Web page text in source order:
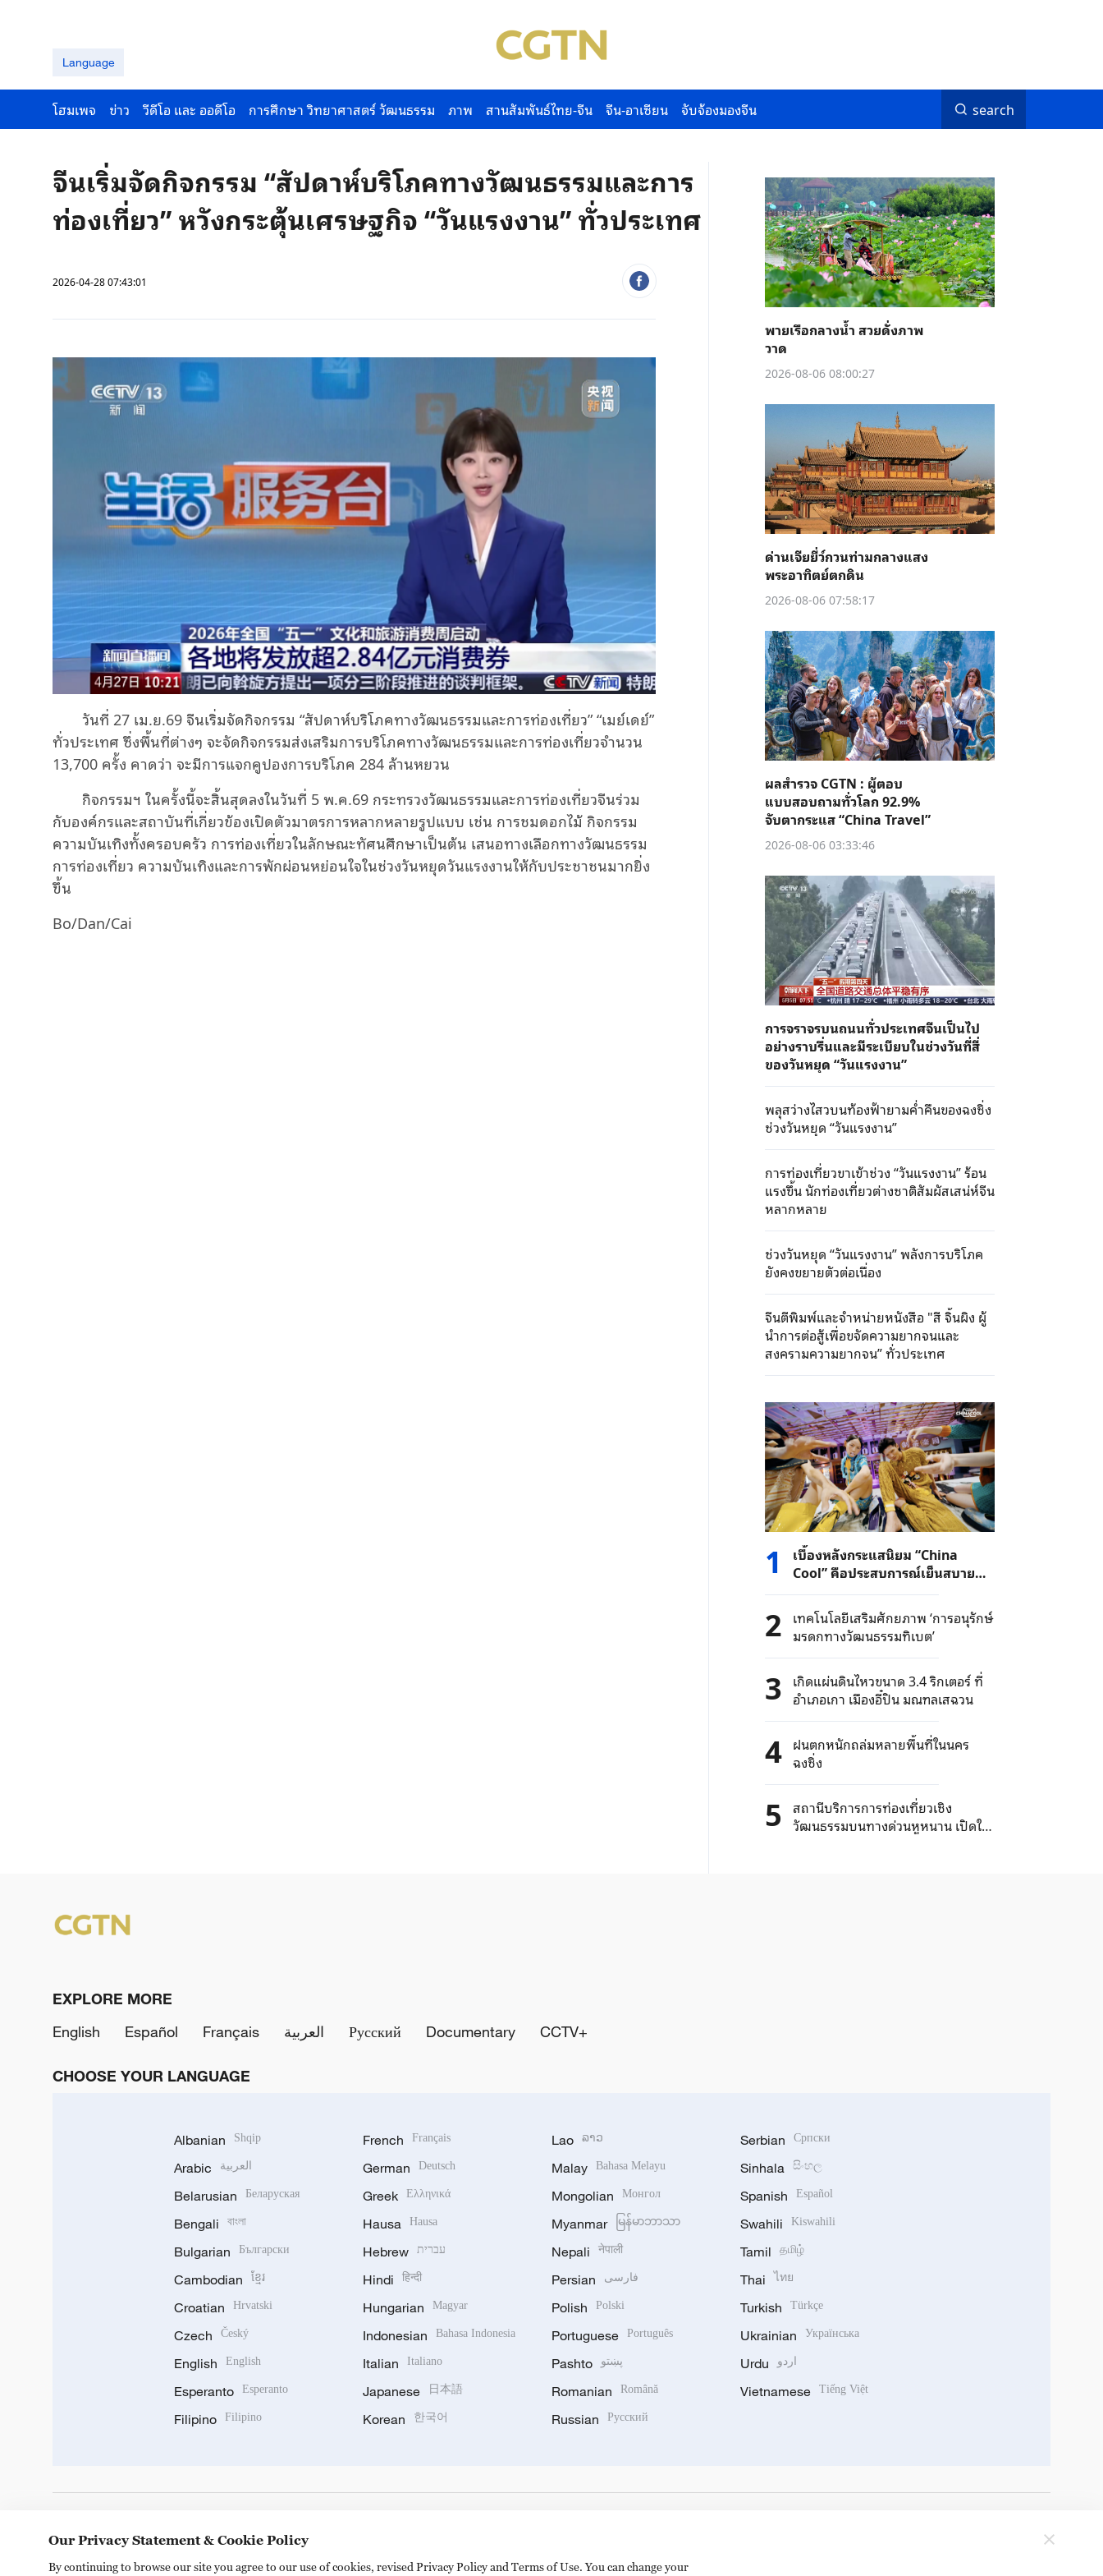
Language
โฮมเพจ ข่าว วีดีโอ และ ออดีโอ การศึกษา วิทยาศาสตร์ วัฒนธรรม ภาพ สานสัมพันธ์ไทย-จีน จีน-อาเซียน จับจ้องมองจีน search
จีนเริ่มจัดกิจกรรม “สัปดาห์บริโภคทางวัฒนธรรมและการ
ท่องเที่ยว” หวังกระตุ้นเศรษฐกิจ “วันแรงงาน” ทั่วประเทศ
2026-04-28 07:43:01
วันที่ 27 เม.ย.69 จีนเริ่มจัดกิจกรรม “สัปดาห์บริโภคทางวัฒนธรรมและการท่องเที่ยว” “เมย์เดย์”
ทั่วประเทศ ซึ่งพื้นที่ต่างๆ จะจัดกิจกรรมส่งเสริมการบริโภคทางวัฒนธรรมและการท่องเที่ยวจำนวน
13,700 ครั้ง คาดว่า จะมีการแจกคูปองการบริโภค 284 ล้านหยวน
กิจกรรมฯ ในครั้งนี้จะสิ้นสุดลงในวันที่ 5 พ.ค.69 กระทรวงวัฒนธรรมและการท่องเที่ยวจีนร่วม
กับองค์กรและสถาบันที่เกี่ยวข้องเปิดตัวมาตรการหลากหลายรูปแบบ เช่น การชมดอกไม้ กิจกรรม
ความบันเทิงทั้งครอบครัว การท่องเที่ยวในลักษณะทัศนศึกษาเป็นต้น เสนอทางเลือกทางวัฒนธรรม
การท่องเที่ยว ความบันเทิงและการพักผ่อนหย่อนใจในช่วงวันหยุดวันแรงงานให้กับประชาชนมากยิ่ง
ขึ้น
Bo/Dan/Cai
พายเรือกลางน้ำ สวยดั่งภาพ
วาด
2026-08-06 08:00:27
ด่านเจียยี่ว์กวนท่ามกลางแสง
พระอาทิตย์ตกดิน
2026-08-06 07:58:17
ผลสำรวจ CGTN : ผู้ตอบ
แบบสอบถามทั่วโลก 92.9%
จับตากระแส “China Travel”
2026-08-06 03:33:46
การจราจรบนถนนทั่วประเทศจีนเป็นไป
อย่างราบรื่นและมีระเบียบในช่วงวันที่สี่
ของวันหยุด “วันแรงงาน”
พลุสว่างไสวบนท้องฟ้ายามค่ำคืนของฉงชิ่ง
ช่วงวันหยุด “วันแรงงาน”
การท่องเที่ยวขาเข้าช่วง “วันแรงงาน” ร้อน
แรงขึ้น นักท่องเที่ยวต่างชาติสัมผัสเสน่ห์จีน
หลากหลาย
ช่วงวันหยุด “วันแรงงาน” พลังการบริโภค
ยังคงขยายตัวต่อเนื่อง
จีนตีพิมพ์และจำหน่ายหนังสือ "สี จิ้นผิง ผู้
นําการต่อสู้เพื่อขจัดความยากจนและ
สงครามความยากจน” ทั่วประเทศ
1
เบื้องหลังกระแสนิยม “China
Cool” คือประสบการณ์เย็นสบาย
และจีนที่แท้จริง
2 เทคโนโลยีเสริมศักยภาพ ‘การอนุรักษ์
มรดกทางวัฒนธรรมทิเบต’
3 เกิดแผ่นดินไหวขนาด 3.4 ริกเตอร์ ที่
อำเภอเกา เมืองอี๋ปิน มณฑลเสฉวน
4 ฝนตกหนักถล่มหลายพื้นที่ในนคร
ฉงชิ่ง
5
สถานีบริการการท่องเที่ยวเชิง
วัฒนธรรมบนทางด่วนหูหนาน เปิดให้
EXPLORE MORE
English
Español Français العربية Русский Documentary CCTV+
CHOOSE YOUR LANGUAGE
Albanian Shqip
Arabic العربية
Belarusian Беларуская
Bengali বাংলা
Bulgarian Български
Cambodian ខ្មែរ
Croatian Hrvatski
Czech Český
English English
Esperanto Esperanto
Filipino Filipino
French Français
German Deutsch
Greek Ελληνικά
Hausa Hausa
Hebrew עברית
Hindi हिन्दी
Hungarian Magyar
Indonesian Bahasa Indonesia
Italian Italiano
Japanese 日本語
Korean 한국어
Lao ລາວ
Malay Bahasa Melayu
Mongolian Монгол
Myanmar မြန်မာဘာသာ
Nepali नेपाली
Persian فارسی
Polish Polski
Portuguese Português
Pashto پښتو
Romanian Română
Russian Русский
Serbian Српски
Sinhala සිංහල
Spanish Español
Swahili Kiswahili
Tamil தமிழ்
Thai ไทย
Turkish Türkçe
Ukrainian Українська
Urdu اردو
Vietnamese Tiếng Việt
Our Privacy Statement & Cookie Policy
By continuing to browse our site you agree to our use of cookies, revised Privacy Policy and Terms of Use. You can change your